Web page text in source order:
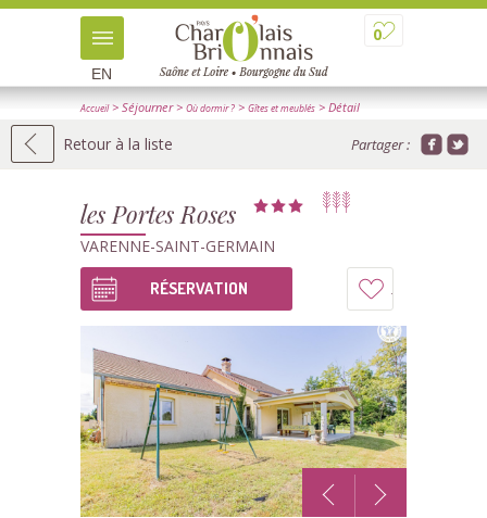
0
EN
Accueil> Séjourner> Où dormir ? > Gîtes et meublés > Détail
Retour à la liste Partager :
les Portes Roses
VARENNE-SAINT-GERMAIN
à
mon
carnet
RÉSERVATION